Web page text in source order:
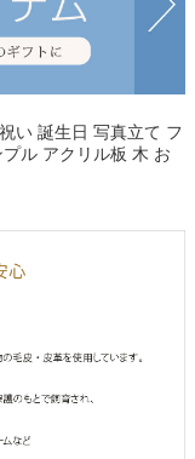
い 誕生日 写真立て フ
ル アクリル板 木 お